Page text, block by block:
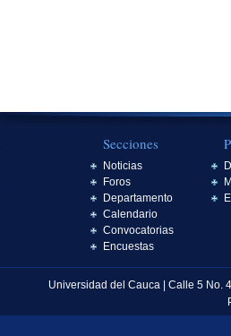
Secciones
Noticias
Foros
Departamento
Calendario
Convocatorias
Encuestas
Universidad del Cauca | Calle 5 No.